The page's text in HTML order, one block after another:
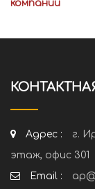
компании
Адрес :
г.
этаж, офис 301
Email :